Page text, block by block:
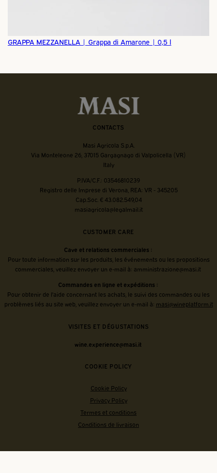
GRAPPA MEZZANELLA | Grappa di Amarone | 0,5 l
CONTACTS
Masi Agricola S.p.A.
Via Monteleone 26, 37015 Gargagnago di Valpolicella (VR)
Italy
P.IVA/C.F.: 03546810239
Registro delle Imprese di Verona, REA: VR - 345205
Cap.Soc. € 43.082.549,04
masiagricola@legalmail.it
CUSTOMER CARE
Cave et relations commerciales :
Pour toute information sur les produits, les événements ou les propositions
commerciales, veuillez envoyer un e-mail à: amministrazione@masi.it
Commandes en ligne et expéditions :
Pour obtenir de l'aide concernant les achats, le suivi des commandes ou les
problèmes liés au site web, veuillez envoyer un e-mail à: masi@wineplatform.it
VISITES ET DÉGUSTATIONS
wine.experience@masi.it
COOKIE POLICY
Cookie Policy
Privacy Policy
Termes et conditions
Conditions de livraison